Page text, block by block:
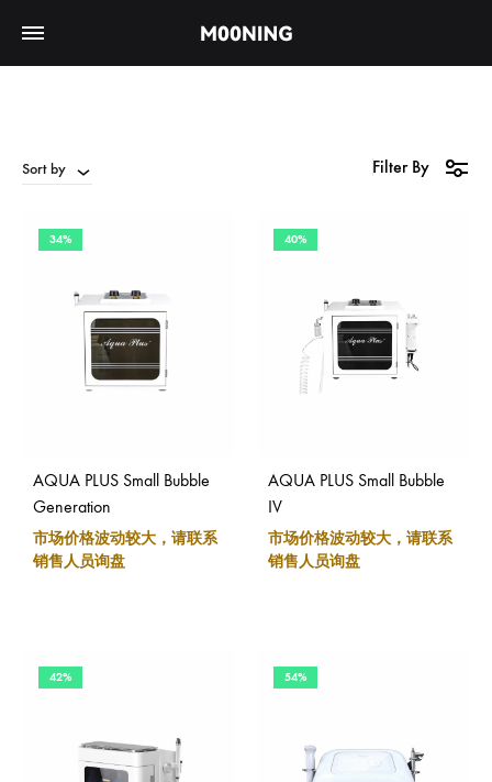
Sort by Filter By
34%
AQUA PLUS Small Bubble
Generation
市场价格波动较大，请联系
销售人员询盘
40%
AQUA PLUS Small Bubble
IV
市场价格波动较大，请联系
销售人员询盘
42% 54%